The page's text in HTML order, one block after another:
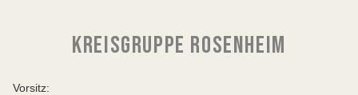
KREISGRUPPE ROSENHEIM
Vorsitz: